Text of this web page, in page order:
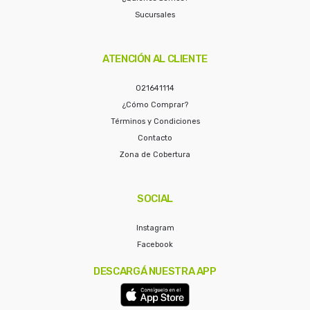
Sucursales
ATENCIÓN AL CLIENTE
021641114
¿Cómo Comprar?
Términos y Condiciones
Contacto
Zona de Cobertura
SOCIAL
Instagram
Facebook
DESCARGÁ NUESTRA APP